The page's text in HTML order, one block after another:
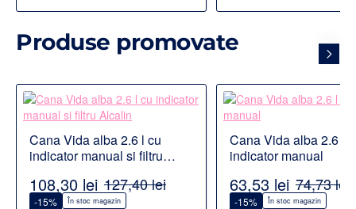
Produse promovate
Cana Vida alba 2.6 l cu
indicator manual si filtru
În stoc magazin
-15%
108,30 lei 127,40 lei
Cana Vida alba 2.6 l
indicator manual
În stoc magazin
-15%
63,53 lei 74,73 lei